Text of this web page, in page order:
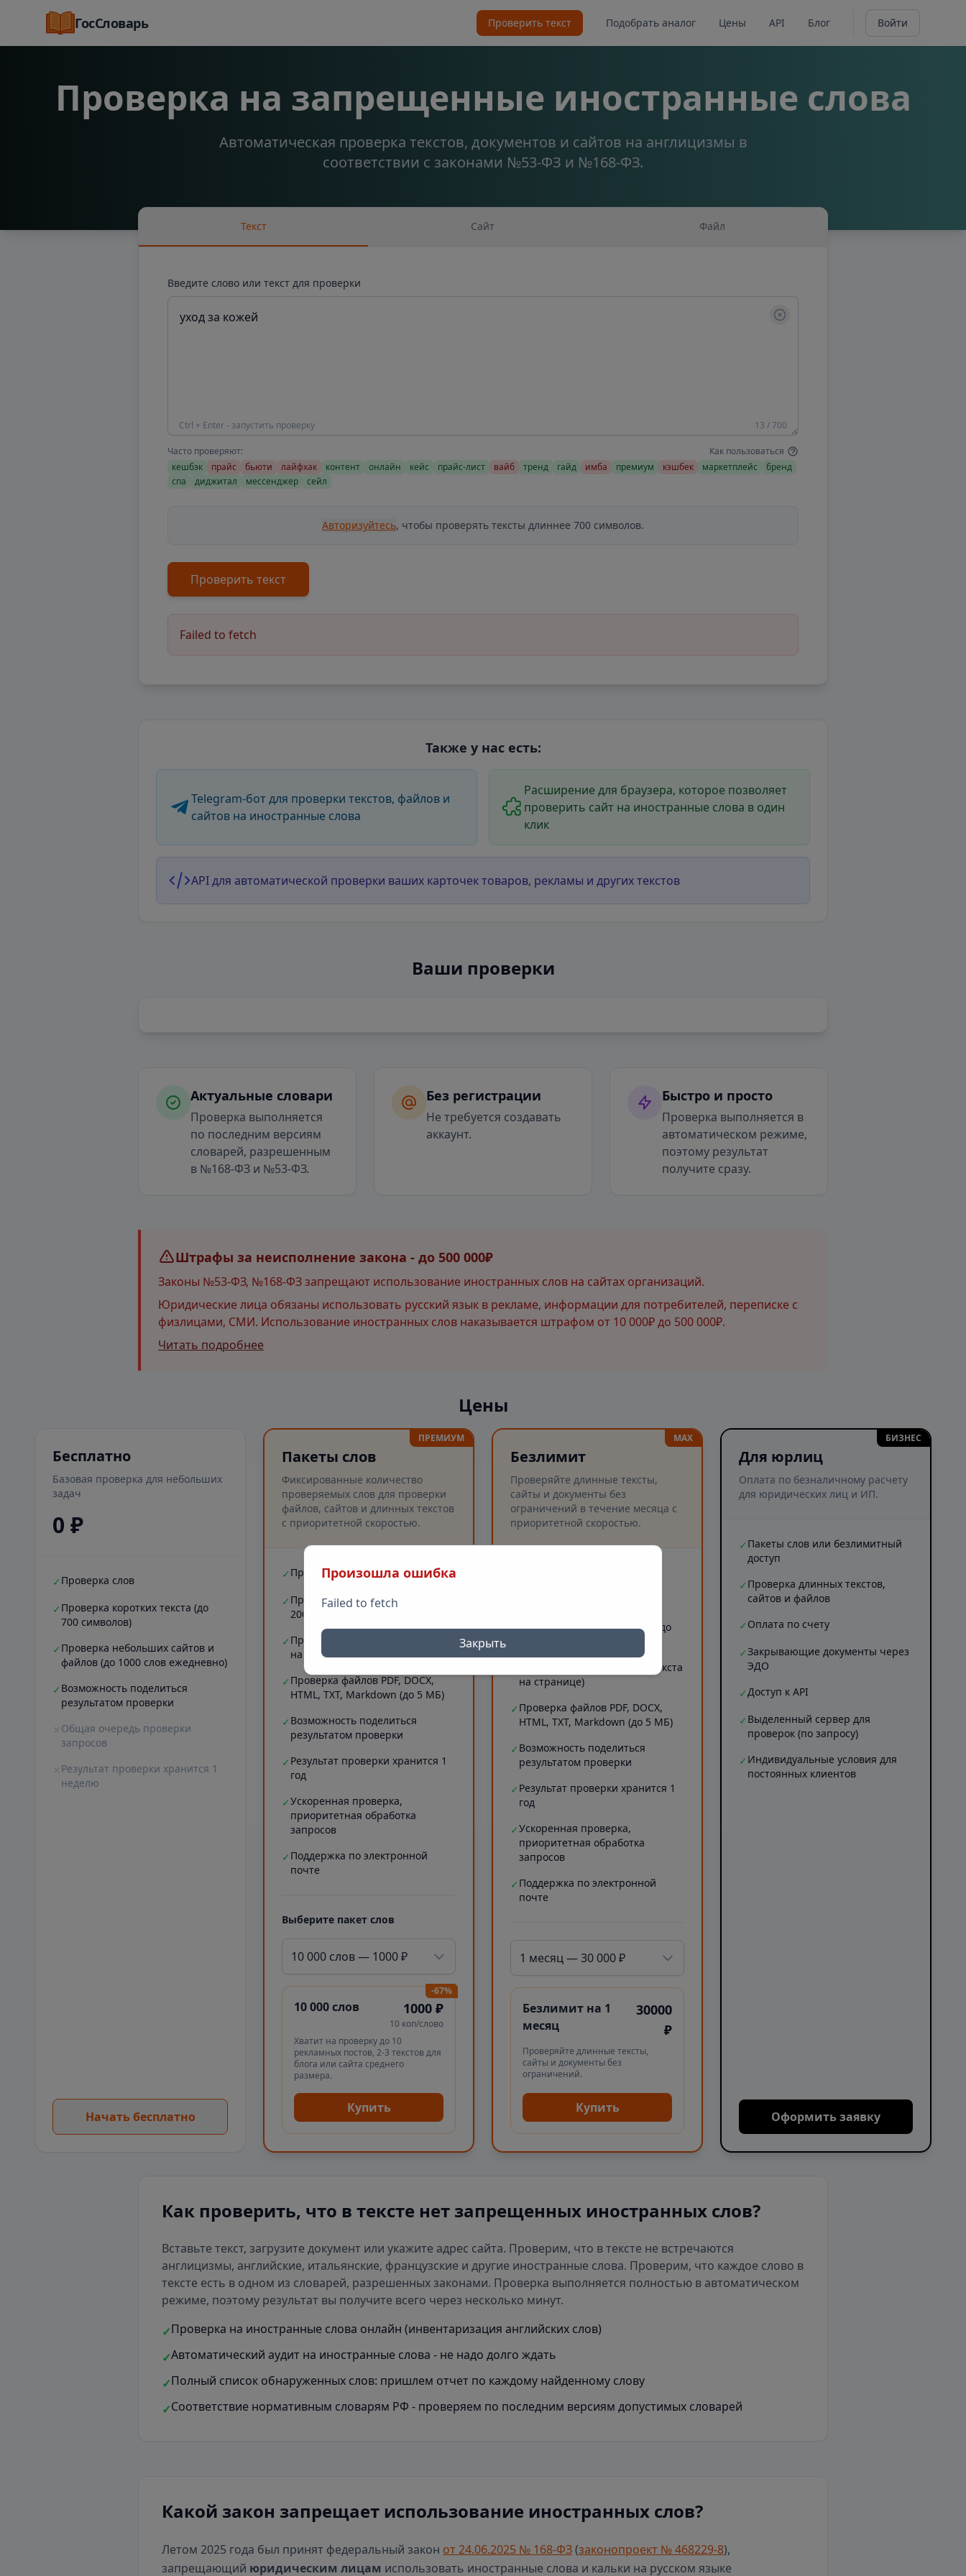
ГосСловарь Проверить текст Подобрать аналог Цены API Блог Войти
Проверка на запрещенные иностранные слова
Автоматическая проверка текстов, документов и сайтов на англицизмы в
соответствии с законами №53-ФЗ и №168-ФЗ.
Текст Сайт Файл
Введите слово или текст для проверки
Ctrl + Enter - запустить проверку 13 / 700
Часто проверяют:
Как пользоваться
кешбэк
прайс бьюти лайфхак контент онлайн кейс прайс-лист вайб тренд гайд имба премиум кэшбек маркетплейс
бренд
спа
диджитал мессенджер сейл
Авторизуйтесь, чтобы проверять тексты длиннее 700 символов.
Проверить текст
Failed to fetch
Также у нас есть:
Telegram-бот для проверки текстов, файлов и
сайтов на иностранные слова
Расширение для браузера, которое позволяет
проверить сайт на иностранные слова в один
клик
API для автоматической проверки ваших карточек товаров, рекламы и других текстов
Ваши проверки
Актуальные словари
Проверка выполняется
по последним версиям
словарей, разрешенным
в №168-ФЗ и №53-ФЗ.
Без регистрации
Не требуется создавать
аккаунт.
Быстро и просто
Проверка выполняется в
автоматическом режиме,
поэтому результат
получите сразу.
Штрафы за неисполнение закона - до 500 000₽
Законы №53-ФЗ, №168-ФЗ запрещают использование иностранных слов на сайтах организаций.
Юридические лица обязаны использовать русский язык в рекламе, информации для потребителей, переписке с
физлицами, СМИ. Использование иностранных слов наказывается штрафом от 10 000₽ до 500 000₽.
Читать подробнее
Цены
Бесплатно
Базовая проверка для небольших
задач
0 ₽
✓ Проверка слов
✓ Проверка коротких текста (до
700 символов)
✓ Проверка небольших сайтов и
файлов (до 1000 слов ежедневно)
✓ Возможность поделиться
результатом проверки
✕ Общая очередь проверки
запросов
✕ Результат проверки хранится 1
неделю
Начать бесплатно
ПРЕМИУМ
Пакеты слов
Фиксированные количество
проверяемых слов для проверки
файлов, сайтов и длинных текстов
с приоритетной скоростью.
✓ Проверка слов
✓ Проверка длинных текстов (до
20000 символов)
✓ Проверка сайтов (до 5 МБ текста
на странице)
✓ Проверка файлов PDF, DOCX,
HTML, TXT, Markdown (до 5 МБ)
✓ Возможность поделиться
результатом проверки
✓ Результат проверки хранится 1
год
✓Ускоренная проверка,
приоритетная обработка
запросов
✓ Поддержка по электронной
почте
Выберите пакет слов
10 000 слов — 1000 ₽
-67%
10 000 слов 1000 ₽
10 коп/слово
Хватит на проверку до 10
рекламных постов, 2-3 текстов для
блога или сайта среднего
размера.
Купить
MAX
Безлимит
Проверяйте длинные тексты,
сайты и документы без
ограничений в течение месяца с
приоритетной скоростью.
✓Проверка длинных текстов (до
Проверка сайтов (до 5 МБ текста
на странице)
✓ Проверка файлов PDF, DOCX,
HTML, TXT, Markdown (до 5 МБ)
✓ Возможность поделиться
результатом проверки
✓ Результат проверки хранится 1
год
✓Ускоренная проверка,
приоритетная обработка
запросов
✓ Поддержка по электронной
почте
1 месяц — 30 000 ₽
Безлимит на 1
месяц
30000
₽
Проверяйте длинные тексты,
сайты и документы без
ограничений.
Купить
БИЗНЕС
Для юрлиц
Оплата по безналичному расчету
для юридических лиц и ИП.
✓ Пакеты слов или безлимитный
доступ
✓ Проверка длинных текстов,
сайтов и файлов
✓ Оплата по счету
✓Закрывающие документы через
ЭДО
✓Доступ к API
✓ Выделенный сервер для
проверок (по запросу)
✓ Индивидуальные условия для
постоянных клиентов
Оформить заявку
Как проверить, что в тексте нет запрещенных иностранных слов?
Вставьте текст, загрузите документ или укажите адрес сайта. Проверим, что в тексте не встречаются
англицизмы, английские, итальянские, французские и другие иностранные слова. Проверим, что каждое слово в
тексте есть в одном из словарей, разрешенных законами. Проверка выполняется полностью в автоматическом
режиме, поэтому результат вы получите всего через несколько минут.
✓Проверка на иностранные слова онлайн (инвентаризация английских слов)
✓Автоматический аудит на иностранные слова - не надо долго ждать
✓Полный список обнаруженных слов: пришлем отчет по каждому найденному слову
✓Соответствие нормативным словарям РФ - проверяем по последним версиям допустимых словарей
Какой закон запрещает использование иностранных слов?
Летом 2025 года был принят федеральный закон от 24.06.2025 № 168-ФЗ(законопроект № 468229-8),
запрещающий юридическим лицам использовать иностранные слова и кальки на русском языке
Произошла ошибка
Failed to fetch
Закрыть